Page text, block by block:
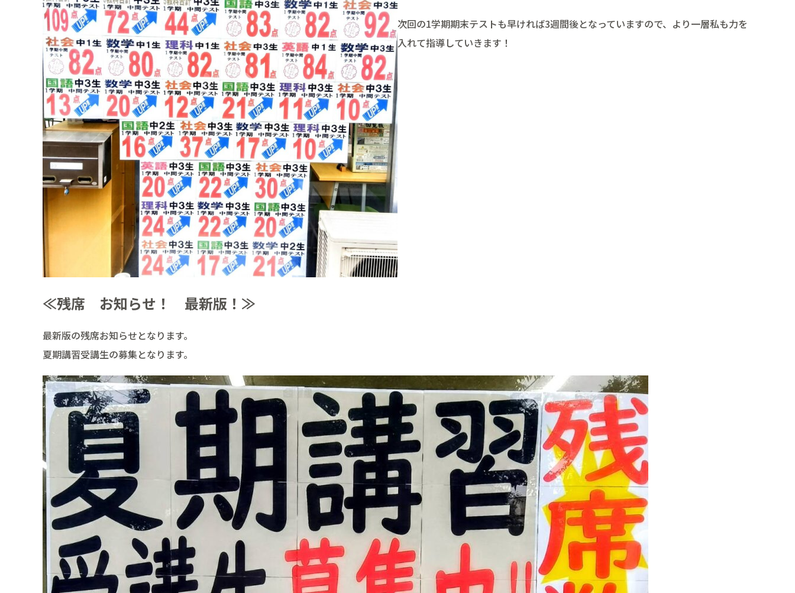
次回の1学期期末テストも早ければ3週間後となっていますので、より一層私も力を
入れて指導していきます！
≪残席 お知らせ！ 最新版！≫
最新版の残席お知らせとなります。
夏期講習受講生の募集となります。